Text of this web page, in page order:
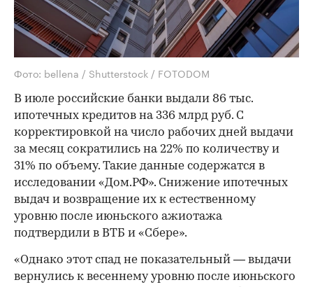
Фото: bellena / Shutterstock / FOTODOM
В июле российские банки выдали 86 тыс.
ипотечных кредитов на 336 млрд руб. С
корректировкой на число рабочих дней выдачи
за месяц сократились на 22% по количеству и
31% по объему. Такие данные содержатся в
исследовании «Дом.РФ». Снижение ипотечных
выдач и возвращение их к естественному
уровню после июньского ажиотажа
подтвердили в ВТБ и «Сбере».
«Однако этот спад не показательный — выдачи
вернулись к весеннему уровню после июньского